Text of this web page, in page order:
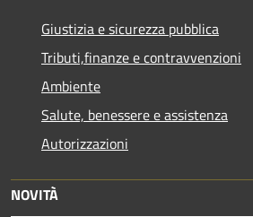
Giustizia e sicurezza pubblica
Tributi,finanze e contravvenzioni
Ambiente
Salute, benessere e assistenza
Autorizzazioni
NOVITÀ